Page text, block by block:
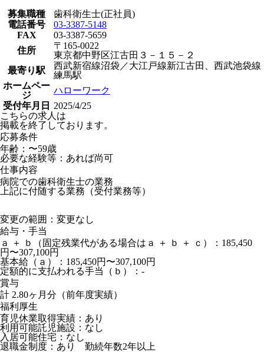
募集職種
歯科衛生士(正社員)
電話番号
03-3387-5148
FAX
03-3387-5659
住所
〒165-0022
東京都中野区江古田３－１５－２
最寄り駅
西武新宿線沼袋／大江戸線新江古田、西武池袋線
練馬駅
ホームペー
ジ
ハローワーク
受付年月日
2025/4/25
こちらの求人は
掲載を終了しております。
応募条件
年齢：〜59歳
必要な経験等：あれば尚可
仕事内容
病院での歯科衛生士の業務
上記に付随する業務（受付業務等）
変更の範囲：変更なし
給与・手当
ａ ＋ ｂ（固定残業代がある場合はａ ＋ ｂ ＋ ｃ）：185,450
円〜307,100円
基本給（ａ）：185,450円〜307,100円
定額的に支払われる手当（ｂ）：-
賞与
計 2.80ヶ月分（前年度実績）
福利厚生
育児休業取得実績：あり
利用可能託児施設：なし
入居可能住宅：なし
退職金制度：あり 勤続年数2年以上